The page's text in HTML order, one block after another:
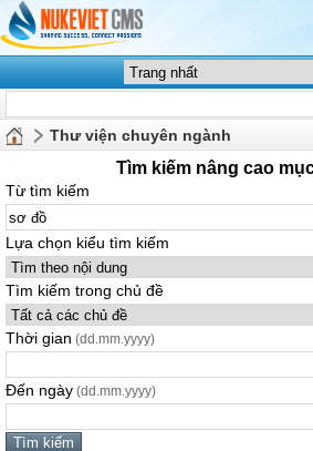
Thư viện chuyên ngành
Tìm kiếm nâng cao
Từ tìm kiếm
Lựa chọn kiểu tìm kiếm
Tìm kiếm trong chủ đề
Thời gian (dd.mm.yyyy)
Đến ngày (dd.mm.yyyy)